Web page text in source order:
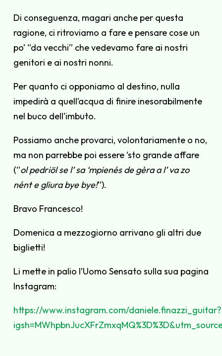
Di conseguenza, magari anche per questa
ragione, ci ritroviamo a fare e pensare cose un
po’ “da vecchi” che vedevamo fare ai nostri
genitori e ai nostri nonni.
Per quanto ci opponiamo al destino, nulla
impedirà a quell’acqua di finire inesorabilmente
nel buco dell’imbuto.
Possiamo anche provarci, volontariamente o no,
ma non parrebbe poi essere ‘sto grande affare
(“ol pedriöl se l’ sa ‘mpienés de gèra a l’ va zo
nént e gliura bye bye!“).
Bravo Francesco!
Domenica a mezzogiorno arrivano gli altri due
biglietti!
Li mette in palio l’Uomo Sensato sulla sua pagina
Instagram:
https://www.instagram.com/daniele.finazzi_guitar?